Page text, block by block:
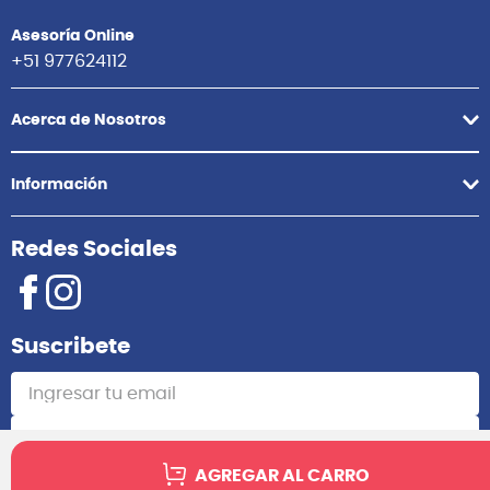
AGREGAR AL CARRO
Asesoría Online
+51 977624112
Acerca de Nosotros
Información
Redes Sociales
Suscribete
Suscribirme